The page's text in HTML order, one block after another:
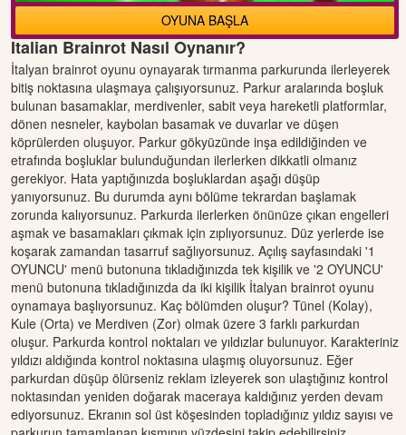
OYUNA BAŞLA
Italian Brainrot Nasıl Oynanır?
İtalyan brainrot oyunu oynayarak tırmanma parkurunda ilerleyerek
bitiş noktasına ulaşmaya çalışıyorsunuz. Parkur aralarında boşluk
bulunan basamaklar, merdivenler, sabit veya hareketli platformlar,
dönen nesneler, kaybolan basamak ve duvarlar ve düşen
köprülerden oluşuyor. Parkur gökyüzünde inşa edildiğinden ve
etrafında boşluklar bulunduğundan ilerlerken dikkatli olmanız
gerekiyor. Hata yaptığınızda boşluklardan aşağı düşüp
yanıyorsunuz. Bu durumda aynı bölüme tekrardan başlamak
zorunda kalıyorsunuz. Parkurda ilerlerken önünüze çıkan engelleri
aşmak ve basamakları çıkmak için zıplıyorsunuz. Düz yerlerde ise
koşarak zamandan tasarruf sağlıyorsunuz. Açılış sayfasındaki '1
OYUNCU' menü butonuna tıkladığınızda tek kişilik ve '2 OYUNCU'
menü butonuna tıkladığınızda da iki kişilik İtalyan brainrot oyunu
oynamaya başlıyorsunuz. Kaç bölümden oluşur? Tünel (Kolay),
Kule (Orta) ve Merdiven (Zor) olmak üzere 3 farklı parkurdan
oluşur. Parkurda kontrol noktaları ve yıldızlar bulunuyor. Karakteriniz
yıldızı aldığında kontrol noktasına ulaşmış oluyorsunuz. Eğer
parkurdan düşüp ölürseniz reklam izleyerek son ulaştığınız kontrol
noktasından yeniden doğarak maceraya kaldığınız yerden devam
ediyorsunuz. Ekranın sol üst köşesinden topladığınız yıldız sayısı ve